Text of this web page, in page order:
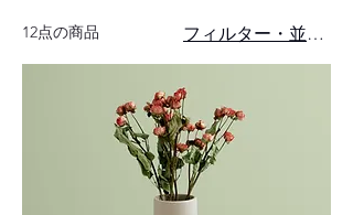
12点の商品 フィルター・並び替え